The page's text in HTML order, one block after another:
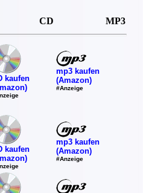
CD MP3
kaufen
mp3 kaufen
(Amazon)
#Anzeige
kaufen
mp3 kaufen
(Amazon)
#Anzeige